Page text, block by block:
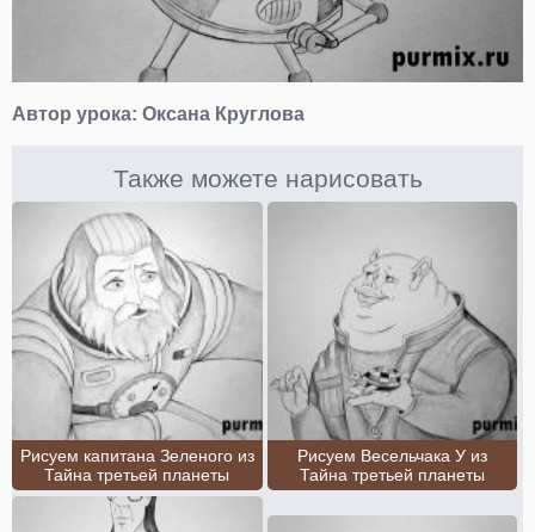
Автор урока: Оксана Круглова
Также можете нарисовать
Рисуем капитана Зеленого из
Тайна третьей планеты
Рисуем Весельчака У из
Тайна третьей планеты